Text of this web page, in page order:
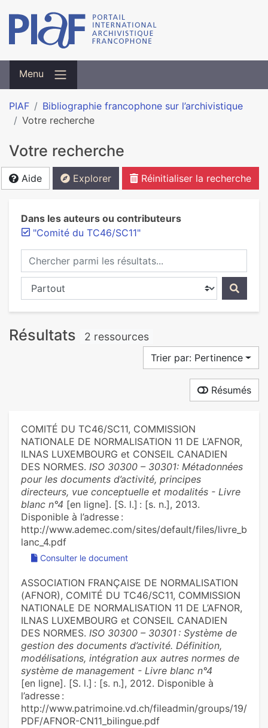
Menu
PIAF
Bibliographie francophone sur l’archivistique
Votre recherche
Votre recherche
Aide Explorer Réinitialiser la recherche
Dans les auteurs ou contributeurs
"Comité du TC46/SC11"
Chercher parmi les résultats...
Chercher dans...
Résultats 2 ressources
Trier par: Pertinence
Résumés
COMITÉ DU TC46/SC11, COMMISSION
NATIONALE DE NORMALISATION 11 DE L’AFNOR,
ILNAS LUXEMBOURG et CONSEIL CANADIEN
DES NORMES. ISO 30300 – 30301: Métadonnées
pour les documents d’activité, principes
directeurs, vue conceptuelle et modalités - Livre
blanc n°4 [en ligne]. [S. l.] : [s. n.], 2013.
Disponible à l’adresse :
http://www.ademec.com/sites/default/files/livre_b
lanc_4.pdf
Consulter le document
ASSOCIATION FRANÇAISE DE NORMALISATION
(AFNOR), COMITÉ DU TC46/SC11, COMMISSION
NATIONALE DE NORMALISATION 11 DE L’AFNOR,
ILNAS LUXEMBOURG et CONSEIL CANADIEN
DES NORMES. ISO 30300 – 30301 : Système de
gestion des documents d’activité. Définition,
modélisations, intégration aux autres normes de
système de management - Livre blanc n°4
[en ligne]. [S. l.] : [s. n.], 2012. Disponible à
l’adresse :
http://www.patrimoine.vd.ch/fileadmin/groups/19/
PDF/AFNOR-CN11_bilingue.pdf